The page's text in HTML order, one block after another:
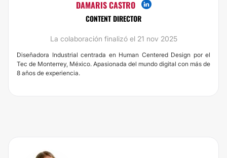
DAMARIS CASTRO
CONTENT DIRECTOR
La colaboración finalizó el 21 nov 2025
Diseñadora Industrial centrada en Human Centered Design por el
Tec de Monterrey, México. Apasionada del mundo digital con más de
8 años de experiencia.